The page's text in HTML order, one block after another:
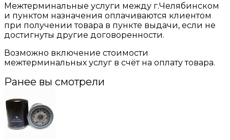
Межтерминальные услуги между г.Челябинском
и пунктом назначения оплачиваются клиентом
при получении товара в пункте выдачи, если не
достигнуты другие договоренности.
Возможно включение стоимости
межтерминальных услуг в счёт на оплату товара.
Ранее вы смотрели